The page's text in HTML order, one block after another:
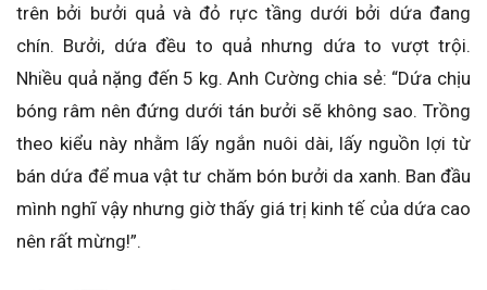
trên bởi bưởi quả và đỏ rực tầng dưới bởi dứa đang
chín. Bưởi, dứa đều to quả nhưng dứa to vượt trội.
Nhiều quả nặng đến 5 kg. Anh Cường chia sẻ: “Dứa chịu
bóng râm nên đứng dưới tán bưởi sẽ không sao. Trồng
theo kiểu này nhằm lấy ngắn nuôi dài, lấy nguồn lợi từ
bán dứa để mua vật tư chăm bón bưởi da xanh. Ban đầu
mình nghĩ vậy nhưng giờ thấy giá trị kinh tế của dứa cao
nên rất mừng!”.